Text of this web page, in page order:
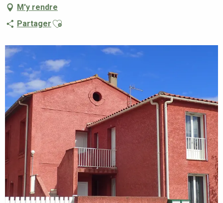
M'y rendre
Partager Ajouter aux favoris